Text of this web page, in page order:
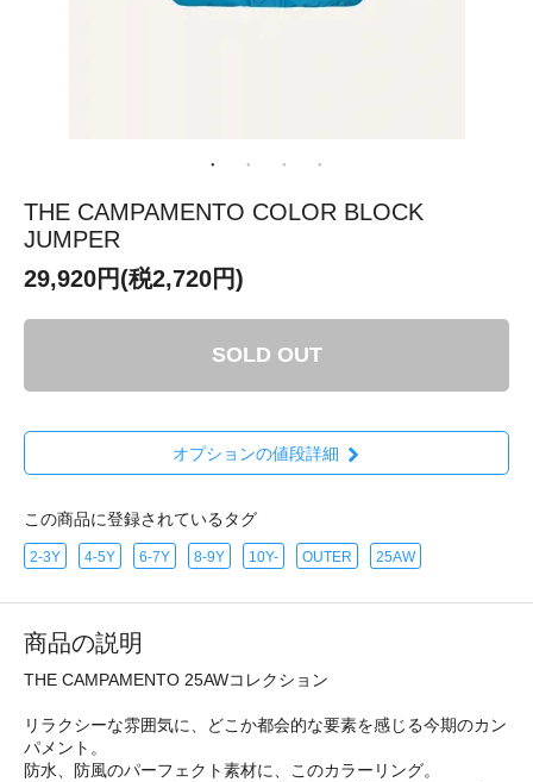
THE CAMPAMENTO COLOR BLOCK
JUMPER
29,920円(税2,720円)
SOLD OUT
オプションの値段詳細
この商品に登録されているタグ
2-3Y 4-5Y 6-7Y 8-9Y 10Y- OUTER 25AW
商品の説明
THE CAMPAMENTO 25AWコレクション
リラクシーな雰囲気に、どこか都会的な要素を感じる今期のカン
パメント。
防水、防風のパーフェクト素材に、このカラーリング。